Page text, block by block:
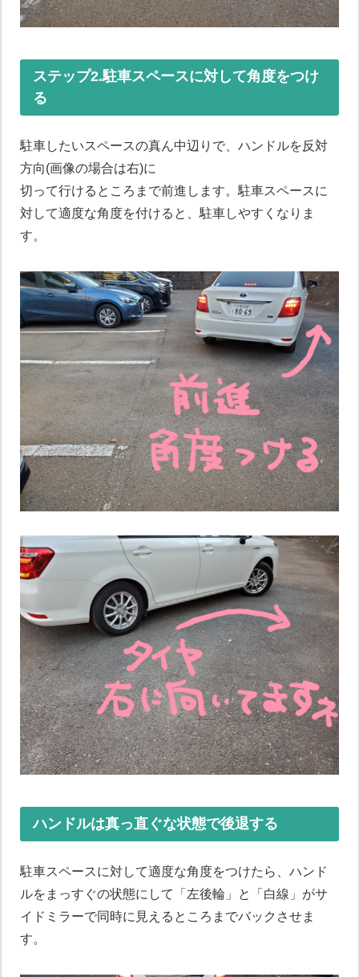
ステップ2.駐車スペースに対して角度をつけ
る
駐車したいスペースの真ん中辺りで、ハンドルを反対
方向(画像の場合は右)に
切って行けるところまで前進します。駐車スペースに
対して適度な角度を付けると、駐車しやすくなりま
す。
ハンドルは真っ直ぐな状態で後退する
駐車スペースに対して適度な角度をつけたら、ハンド
ルをまっすぐの状態にして「左後輪」と「白線」がサ
イドミラーで同時に見えるところまでバックさせま
す。